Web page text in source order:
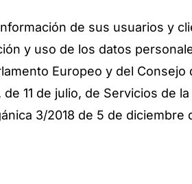
de sus usuarios y
y uso de los datos
Europeo y del Consejo
11 de julio, de Servicios de
3/2018 de 5 de diciembre